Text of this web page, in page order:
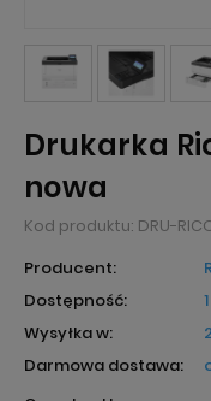
Drukarka
nowa
Kod produktu: DRU-
Producent:
Dostępność:
Wysyłka w:
Darmowa dostawa: